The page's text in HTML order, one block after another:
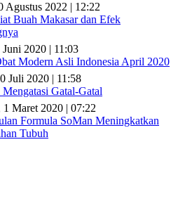
Agustus 2022 | 12:22
Buah Makasar dan Efek
Juni 2020 | 11:03
Modern Asli Indonesia April 2020
Juli 2020 | 11:58
Mengatasi Gatal-Gatal
Maret 2020 | 07:22
Formula SoMan Meningkatkan
Tubuh